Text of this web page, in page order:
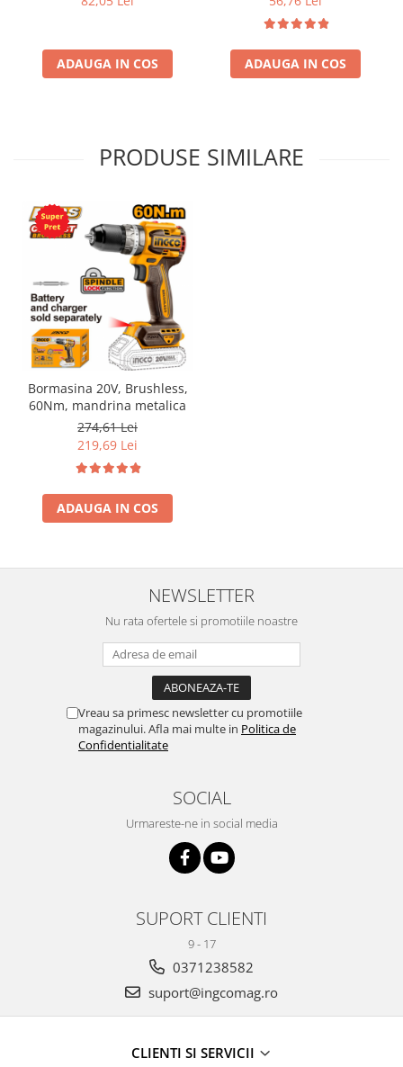
ADAUGA IN COS ADAUGA IN COS
PRODUSE SIMILARE
Bormasina 20V, Brushless,
60Nm, mandrina metalica
274,61 Lei
219,69 Lei
ADAUGA IN COS
NEWSLETTER
Nu rata ofertele si promotiile noastre
Vreau sa primesc newsletter cu promotiile
magazinului. Afla mai multe in Politica de
Confidentialitate
SOCIAL
Urmareste-ne in social media
SUPORT CLIENTI
9 - 17
0371238582
suport@ingcomag.ro
CLIENTI SI SERVICII